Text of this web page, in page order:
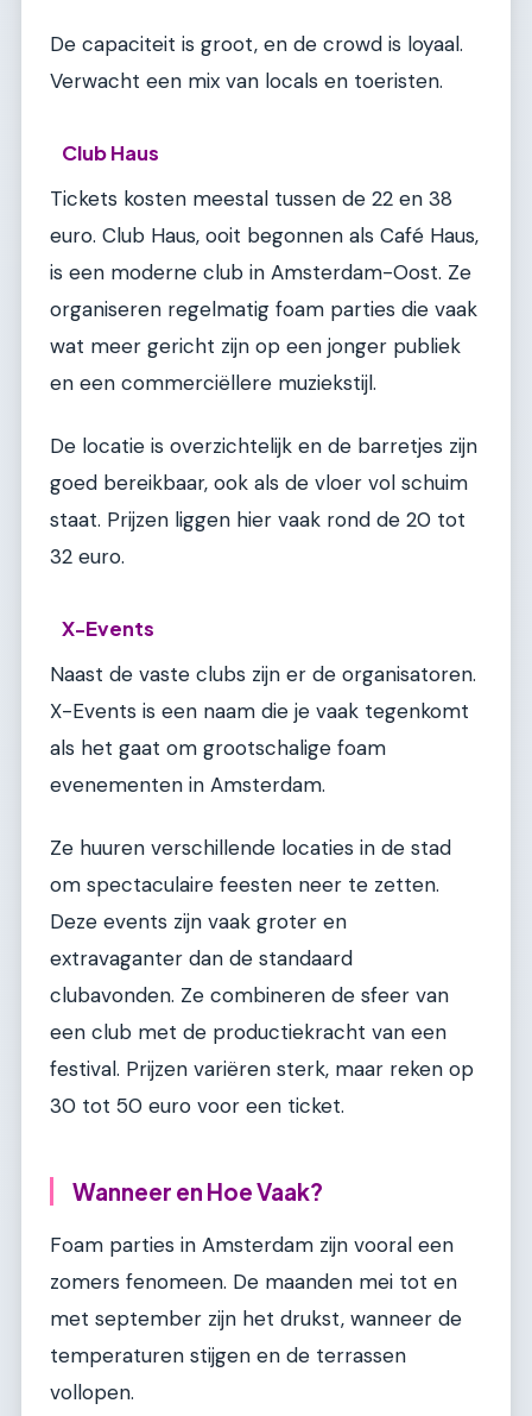
De capaciteit is groot, en de crowd is loyaal.
Verwacht een mix van locals en toeristen.
Club Haus
Tickets kosten meestal tussen de 22 en 38
euro. Club Haus, ooit begonnen als Café Haus,
is een moderne club in Amsterdam-Oost. Ze
organiseren regelmatig foam parties die vaak
wat meer gericht zijn op een jonger publiek
en een commerciëllere muziekstijl.
De locatie is overzichtelijk en de barretjes zijn
goed bereikbaar, ook als de vloer vol schuim
staat. Prijzen liggen hier vaak rond de 20 tot
32 euro.
X-Events
Naast de vaste clubs zijn er de organisatoren.
X-Events is een naam die je vaak tegenkomt
als het gaat om grootschalige foam
evenementen in Amsterdam.
Ze huuren verschillende locaties in de stad
om spectaculaire feesten neer te zetten.
Deze events zijn vaak groter en
extravaganter dan de standaard
clubavonden. Ze combineren de sfeer van
een club met de productiekracht van een
festival. Prijzen variëren sterk, maar reken op
30 tot 50 euro voor een ticket.
Wanneer en Hoe Vaak?
Foam parties in Amsterdam zijn vooral een
zomers fenomeen. De maanden mei tot en
met september zijn het drukst, wanneer de
temperaturen stijgen en de terrassen
vollopen.